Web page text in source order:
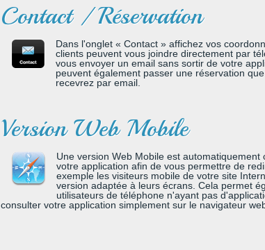
Contact / Réservation
Dans l'onglet « Contact » affichez vos
clients peuvent vous joindre directement par
vous envoyer un email sans sortir de votre
peuvent également passer une réservation
recevrez par email.
Version Web Mobile
Une version Web Mobile est automatiquement
votre application afin de vous permettre de
exemple les visiteurs mobile de votre site
version adaptée à leurs écrans. Cela permet
utilisateurs de téléphone n'ayant pas
consulter votre application simplement sur le navigateur